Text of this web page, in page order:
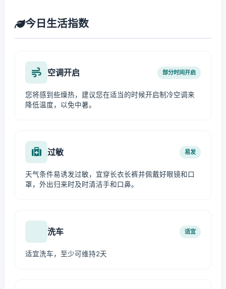
今日生活指数
空调开启 部分时间开启
您将感到些燥热，建议您在适当的时候开启制冷空调来
降低温度，以免中暑。
过敏 易发
天气条件易诱发过敏，宜穿长衣长裤并佩戴好眼镜和口
罩，外出归来时及时清洁手和口鼻。
洗车 适宜
适宜洗车，至少可维持2天